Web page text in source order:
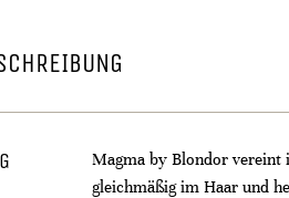
Magma by Blondor vereint
gleichmäßig im Haar und